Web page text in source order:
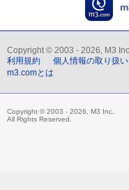
Copyright © 2003 - 2026, M3
利用規約
個人情報の取り扱
m3.comとは
Copyright © 2003 - 2026, M3 Inc.
All Rights Reserved.